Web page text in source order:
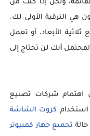
ولكن إذا كنت من
هي الترقية الأولى لك.
الأبعاد، أو تعمل
أنك لن تحتاج إلى
شركات تصنيع
استخدام كروت الشاشة
تجميع جهاز كمبيوتر